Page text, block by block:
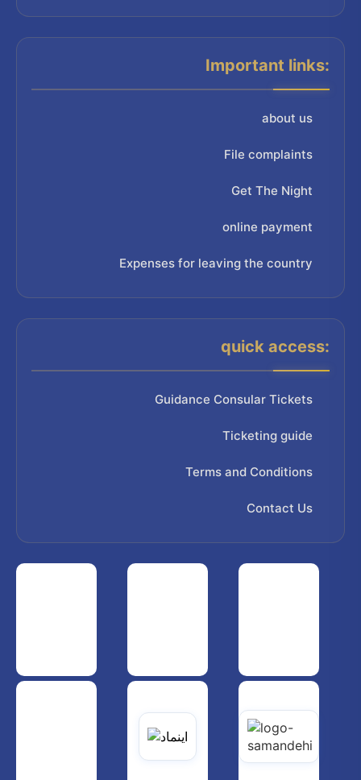
Important links:
about us
File complaints
Get The Night
online payment
Expenses for leaving the country
quick access:
Guidance Consular Tickets
Ticketing guide
Terms and Conditions
Contact Us